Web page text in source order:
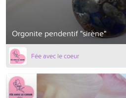
Orgonite pendentif "sirène"
Fée avec le coeur